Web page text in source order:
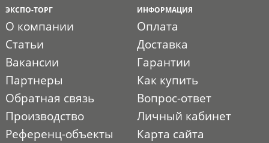
ЭКСПО-ТОРГ
О компании
Статьи
Вакансии
Партнеры
Обратная связь
Производство
Референц-объекты
ИНФОРМАЦИЯ
Оплата
Доставка
Гарантии
Как купить
Вопрос-ответ
Личный кабинет
Карта сайта